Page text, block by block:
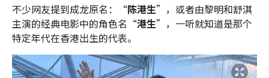
不少网友提到成龙原名：“陈港生”，或者由黎明和舒淇
主演的经典电影中的角色名“港生”，一听就知道是那个
特定年代在香港出生的代表。